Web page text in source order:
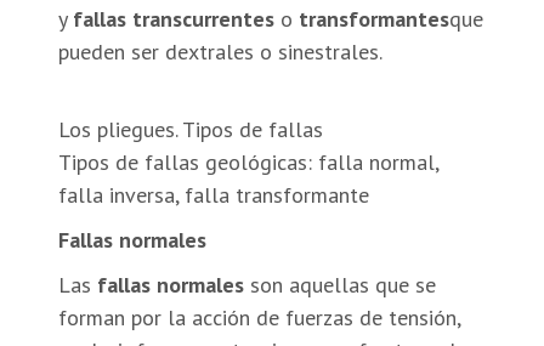
y fallas transcurrentes o transformantesque
pueden ser dextrales o sinestrales.
Los pliegues. Tipos de fallas
Tipos de fallas geológicas: falla normal,
falla inversa, falla transformante
Fallas normales
Las fallas normales son aquellas que se
forman por la acción de fuerzas de tensión,